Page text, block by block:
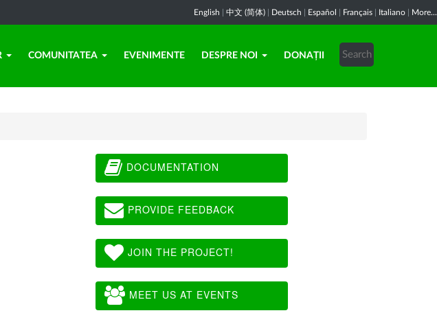
English 中文 (简体) Deutsch Español Français Italiano More...
COMUNITATEA EVENIMENTE DESPRE NOI DONAȚII
DOCUMENTATION
PROVIDE FEEDBACK
JOIN THE PROJECT!
MEET US AT EVENTS